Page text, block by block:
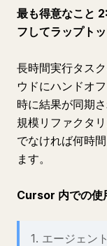
最も得意なこと
フしてラップト
長時間実行タス
ウドにハンドオ
時に結果が同期
規模リファクタ
でなければ何時
ます。
Cursor 内での使
1. エージェン